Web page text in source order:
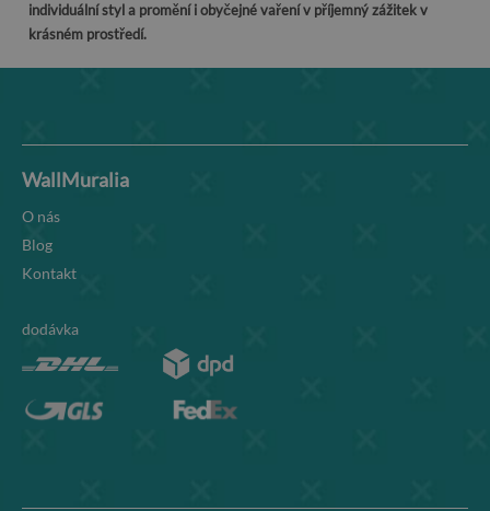
individuální styl a promění i obyčejné vaření v příjemný zážitek v
krásném prostředí.
WallMuralia
O nás
Blog
Kontakt
dodávka